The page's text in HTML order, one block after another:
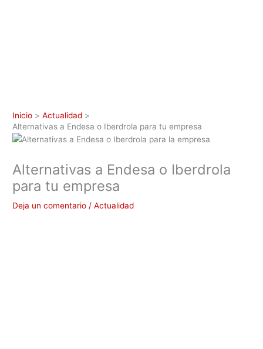
Inicio
Actualidad
Alternativas a Endesa o Iberdrola para tu empresa
Alternativas a Endesa o Iberdrola
para tu empresa
Deja un comentario /Actualidad